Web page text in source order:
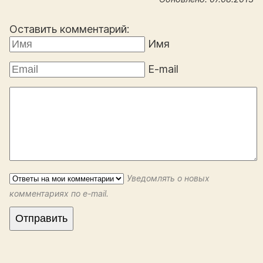
Оставить комментарий:
Имя
E-mail
Уведомлять о новых
комментариях по e-mail.